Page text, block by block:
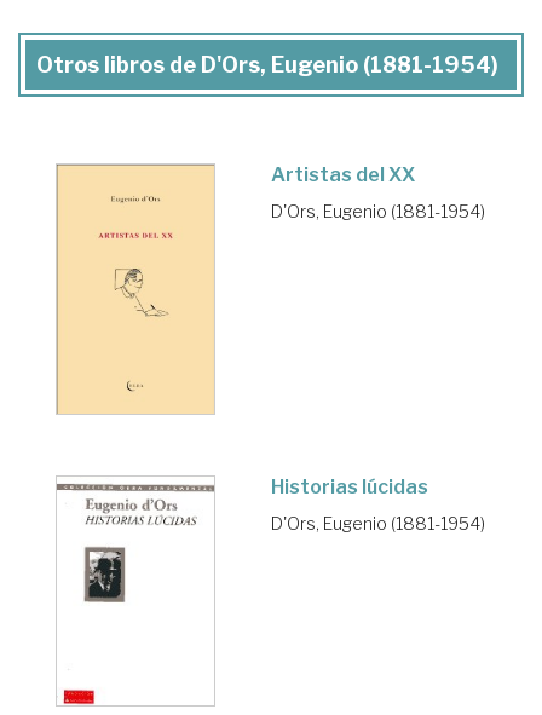
Otros libros de D'Ors, Eugenio (1881-1954)
Artistas del XX
D'Ors, Eugenio (1881-1954)
Historias lúcidas
D'Ors, Eugenio (1881-1954)